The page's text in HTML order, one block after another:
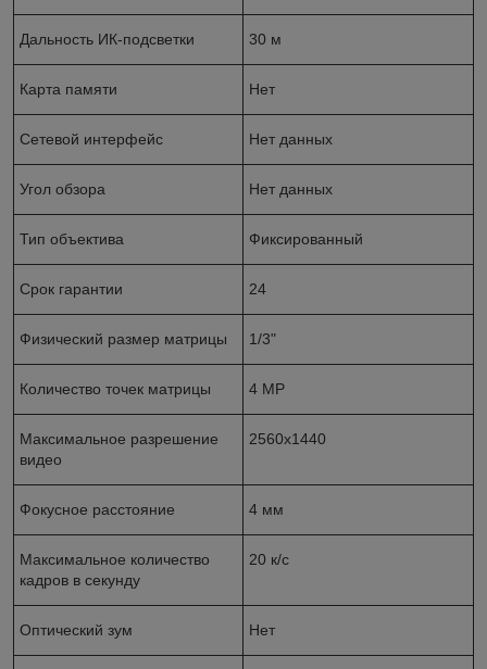
Дальность ИК-подсветки 30 м
Карта памяти Нет
Сетевой интерфейс Нет данныx
Угол обзора Нет данных
Тип объектива Фиксированный
Срок гарантии 24
Физический размер матрицы 1/3"
Количество точек матрицы 4 MP
Максимальное разрешение
видео
2560х1440
Фокусное расстояние 4 мм
Максимальное количество
кадров в секунду
20 к/с
Оптический зум Нет